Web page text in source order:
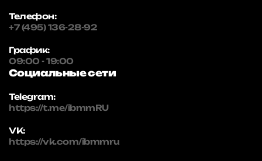
Телефон:
+7 (495) 136-28-92
График:
09:00 - 19:00
Социальные сети
Telegram:
https://t.me/ibmmRU
VK:
https://vk.com/ibmmru